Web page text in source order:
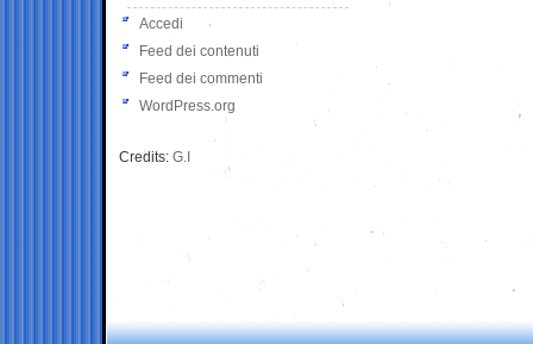
Accedi
Feed dei contenuti
Feed dei commenti
WordPress.org
Credits: G.I